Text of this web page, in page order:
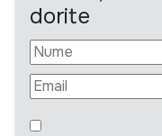
dorite